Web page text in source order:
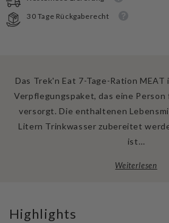
Tage
Ration
Fleisch
Ration
Fleisch
30 Tage Rückgaberecht
Das Trek'n Eat 7-Tage-Ration
Verpflegungspaket, das eine Person
versorgt. Die enthaltenen
Litern Trinkwasser zubereitet
ist…
Weiterlesen
Highlights